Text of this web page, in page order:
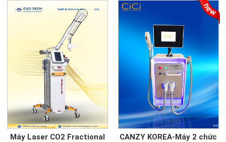
Máy Laser CO2 Fractional
CANZY KOREA-Máy 2 chức